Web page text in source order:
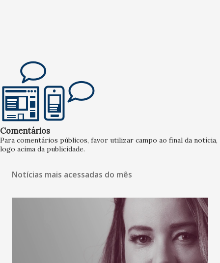
Comentários
Para comentários públicos, favor utilizar campo ao final da notícia,
logo acima da publicidade.
Notícias mais acessadas do mês